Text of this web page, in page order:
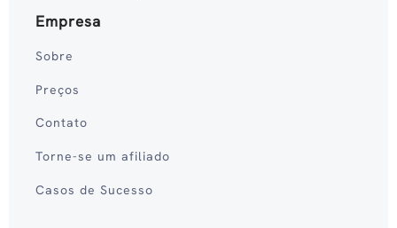
Empresa
Sobre
Preços
Contato
Torne-se um afiliado
Casos de Sucesso